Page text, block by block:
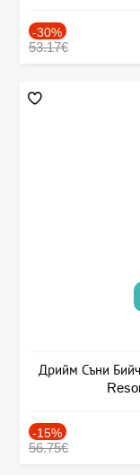
-30%
53.17€
Дрийм Съни
-15%
56.75€